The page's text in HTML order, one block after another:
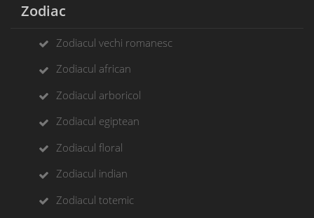
Zodiac
Zodiacul vechi romanesc
Zodiacul african
Zodiacul arboricol
Zodiacul egiptean
Zodiacul floral
Zodiacul indian
Zodiacul totemic